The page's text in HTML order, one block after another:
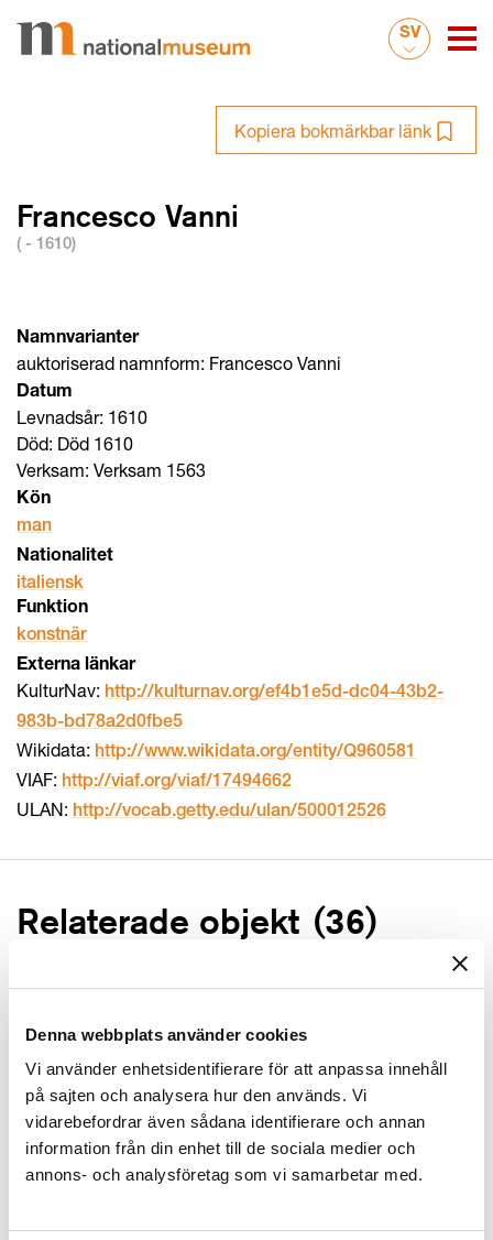
Denna webbplats använder cookies
Vi använder enhetsidentifierare för att anpassa innehåll
på sajten och analysera hur den används. Vi
vidarebefordrar även sådana identifierare och annan
information från din enhet till de sociala medier och
annons- och analysföretag som vi samarbetar med.
SV
Kopiera bokmärkbar länk
Francesco Vanni
( - 1610)
Namnvarianter
auktoriserad namnform: Francesco Vanni
Datum
Levnadsår: 1610
Död: Död 1610
Verksam: Verksam 1563
Kön
man
Nationalitet
italiensk
Funktion
konstnär
Externa länkar
KulturNav: http://kulturnav.org/ef4b1e5d-dc04-43b2-
983b-bd78a2d0fbe5
Wikidata: http://www.wikidata.org/entity/Q960581
VIAF: http://viaf.org/viaf/17494662
ULAN: http://vocab.getty.edu/ulan/500012526
Relaterade objekt (36)